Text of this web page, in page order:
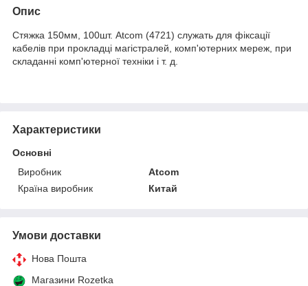
Опис
Стяжка 150мм, 100шт. Atcom (4721) служать для фіксації
кабелів при прокладці магістралей, комп'ютерних мереж, при
складанні комп'ютерної техніки і т. д.
Характеристики
Основні
Виробник
Atcom
Країна виробник
Китай
Умови доставки
Нова Пошта
Магазини Rozetka